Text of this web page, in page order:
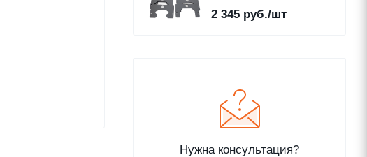
2 345 руб./шт
Нужна консультация?